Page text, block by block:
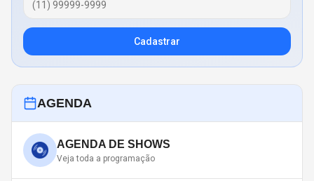
Cadastrar
AGENDA
AGENDA DE SHOWS
Veja toda a programação